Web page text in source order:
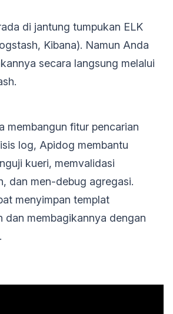
di jantung tumpukan ELK
Kibana). Namun Anda
secara langsung melalui
membangun fitur pencarian
log, Apidog membantu
kueri, memvalidasi
dan men-debug agregasi.
menyimpan templat
dan membagikannya dengan